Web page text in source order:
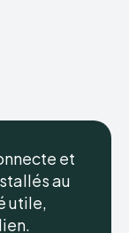
et
au
utile,